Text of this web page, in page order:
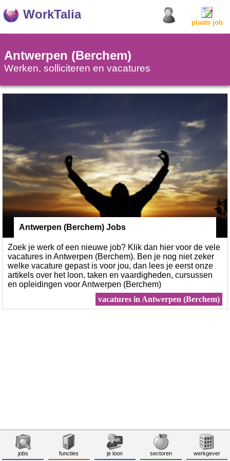
WorkTalia
plaats job
Antwerpen (Berchem)
Werken, solliciteren en vacatures
Antwerpen (Berchem) Jobs
Zoek je werk of een nieuwe job? Klik dan hier voor de vele
vacatures in Antwerpen (Berchem). Ben je nog niet zeker
welke vacature gepast is voor jou, dan lees je eerst onze
artikels over het loon, taken en vaardigheden, cursussen
en opleidingen voor Antwerpen (Berchem)
vacatures in Antwerpen (Berchem)
jobs functies je loon sectoren werkgever